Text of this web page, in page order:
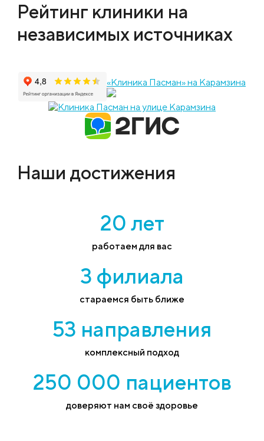
Рейтинг клиники на
независимых источниках
«Клиника Пасман» на Карамзина
Наши достижения
20 лет
работаем для вас
3 филиала
стараемся быть ближе
53 направления
комплексный подход
250 000 пациентов
доверяют нам своё здоровье